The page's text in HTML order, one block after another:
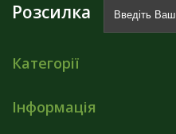
Розсилка
Категорії
Інформація